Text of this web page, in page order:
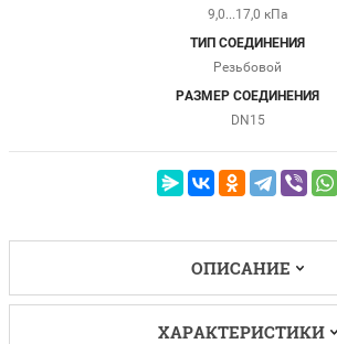
9,0...17,0 кПа
ТИП СОЕДИНЕНИЯ
Резьбовой
РАЗМЕР СОЕДИНЕНИЯ
DN15
ОПИСАНИЕ
ХАРАКТЕРИСТИКИ